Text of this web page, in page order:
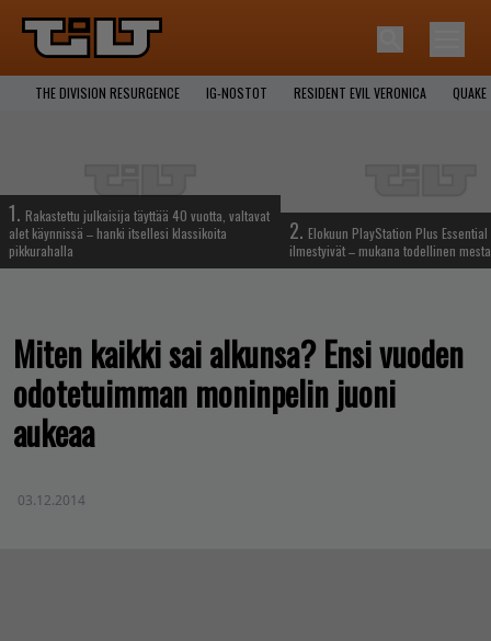
THE DIVISION RESURGENCE IG-NOSTOT RESIDENT EVIL VERONICA QUAKE
1. Rakastettu julkaisija täyttää 40 vuotta, valtavat
alet käynnissä – hanki itsellesi klassikoita
pikkurahalla
2. Elokuun PlayStation Plus
ilmestyivät – mukana todellinen
Miten kaikki sai alkunsa? Ensi vuoden
odotetuimman moninpelin juoni
aukeaa
03.12.2014